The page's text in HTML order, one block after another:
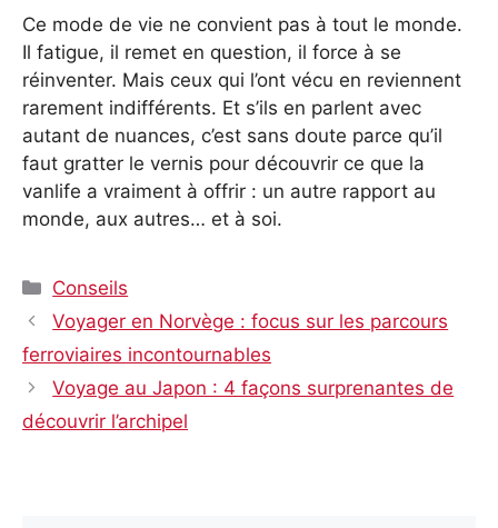
Ce mode de vie ne convient pas à tout le monde.
Il fatigue, il remet en question, il force à se
réinventer. Mais ceux qui l’ont vécu en reviennent
rarement indifférents. Et s’ils en parlent avec
autant de nuances, c’est sans doute parce qu’il
faut gratter le vernis pour découvrir ce que la
vanlife a vraiment à offrir : un autre rapport au
monde, aux autres… et à soi.
Catégories
Conseils
Voyager en Norvège : focus sur les parcours
ferroviaires incontournables
Voyage au Japon : 4 façons surprenantes de
découvrir l’archipel